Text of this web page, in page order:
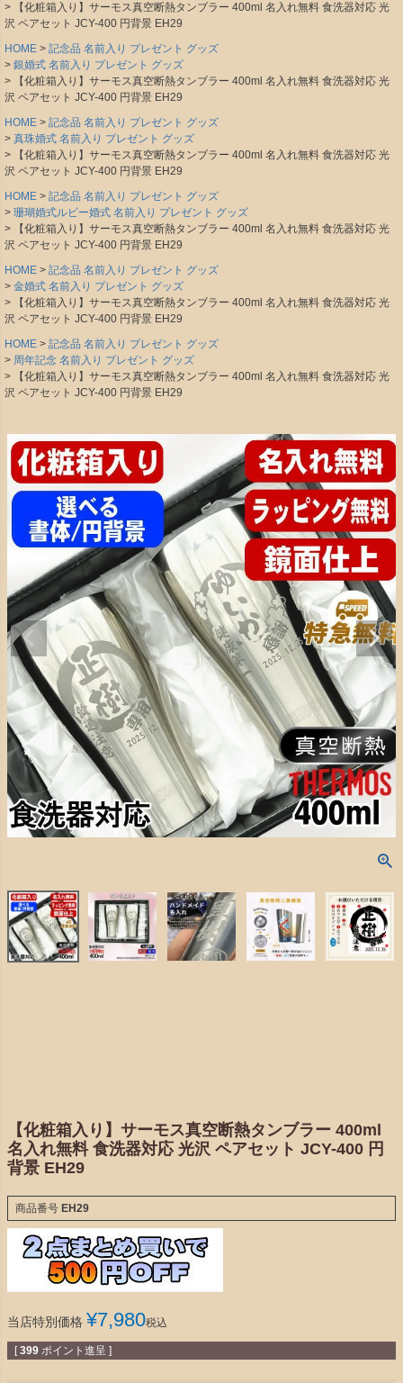
【化粧箱入り】サーモス真空断熱タンブラー 400ml 名入れ無料 食洗器対応 光
沢 ペアセット JCY-400 円背景 EH29
HOME
記念品 名前入り プレゼント グッズ
銀婚式 名前入り プレゼント グッズ
【化粧箱入り】サーモス真空断熱タンブラー 400ml 名入れ無料 食洗器対応 光
沢 ペアセット JCY-400 円背景 EH29
HOME
記念品 名前入り プレゼント グッズ
真珠婚式 名前入り プレゼント グッズ
【化粧箱入り】サーモス真空断熱タンブラー 400ml 名入れ無料 食洗器対応 光
沢 ペアセット JCY-400 円背景 EH29
HOME
記念品 名前入り プレゼント グッズ
珊瑚婚式ルビー婚式 名前入り プレゼント グッズ
【化粧箱入り】サーモス真空断熱タンブラー 400ml 名入れ無料 食洗器対応 光
沢 ペアセット JCY-400 円背景 EH29
HOME
記念品 名前入り プレゼント グッズ
金婚式 名前入り プレゼント グッズ
【化粧箱入り】サーモス真空断熱タンブラー 400ml 名入れ無料 食洗器対応 光
沢 ペアセット JCY-400 円背景 EH29
HOME
記念品 名前入り プレゼント グッズ
周年記念 名前入り プレゼント グッズ
【化粧箱入り】サーモス真空断熱タンブラー 400ml 名入れ無料 食洗器対応 光
沢 ペアセット JCY-400 円背景 EH29
【化粧箱入り】サーモス真空断熱タンブラー 400ml
名入れ無料 食洗器対応 光沢 ペアセット JCY-400 円
背景 EH29
商品番号 EH29
当店特別価格 ¥7,980税込
[ 399 ポイント進呈 ]